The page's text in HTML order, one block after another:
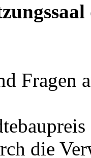
Fragen
die